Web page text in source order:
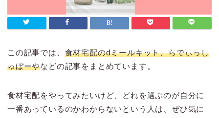
この記事では、 食材宅配のdミールキット、らでぃっし
ゅぼーやなどの記事をまとめています。
食材宅配をやってみたいけど、どれを選ぶのが自分に
一番あっているのかわからないという人は、ぜひ気に